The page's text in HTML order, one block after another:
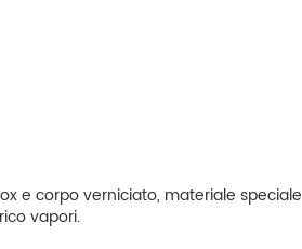
e corpo verniciato, materiale speciale
vapori.